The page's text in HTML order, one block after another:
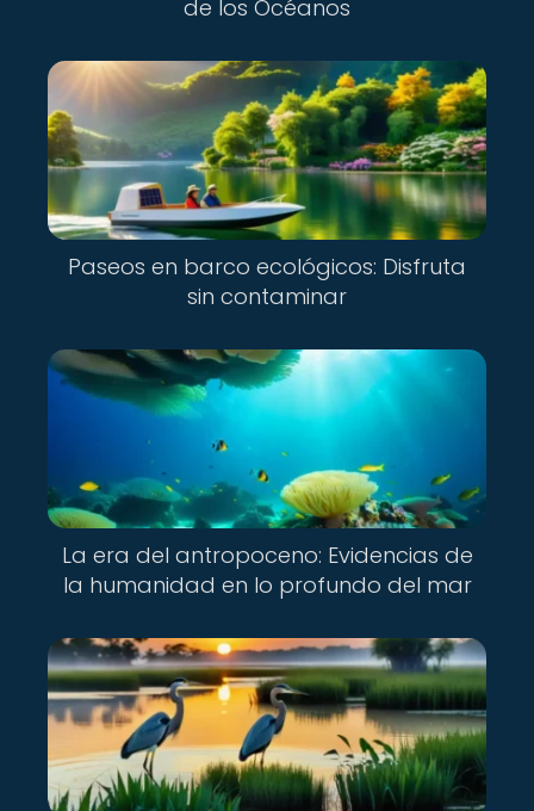
de los Océanos
Paseos en barco ecológicos: Disfruta
sin contaminar
La era del antropoceno: Evidencias de
la humanidad en lo profundo del mar